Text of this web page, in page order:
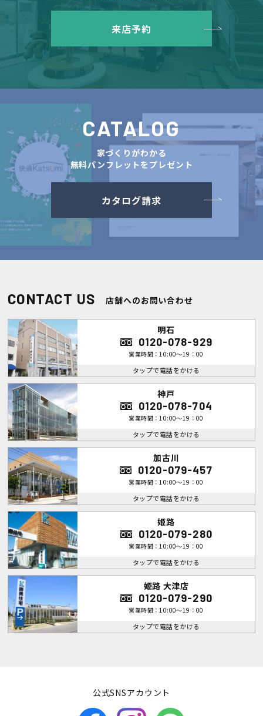
来店予約
CATALOG
家づくりがわかる
無料パンフレットをプレゼント
カタログ請求
CONTACT US 店舗へのお問い合わせ
明石
0120-078-929
営業時間：10:00～19：00
タップで電話をかける
神戸
0120-078-704
営業時間：10:00～19：00
タップで電話をかける
加古川
0120-079-457
営業時間：10:00～19：00
タップで電話をかける
姫路
0120-079-280
営業時間：10:00～19：00
タップで電話をかける
姫路 大津店
0120-079-290
営業時間：10:00～19：00
タップで電話をかける
公式SNSアカウント